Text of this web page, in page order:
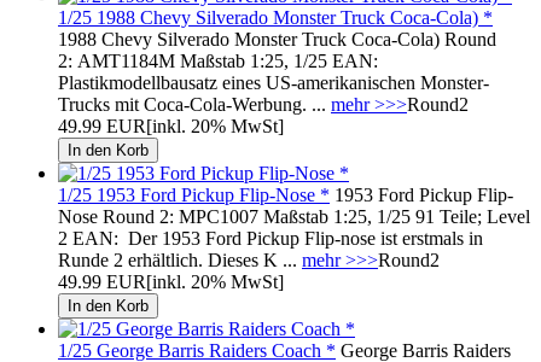
1/25 1988 Chevy Silverado Monster Truck Coca-Cola) *
1988 Chevy Silverado Monster Truck Coca-Cola) Round
2: AMT1184M Maßstab 1:25, 1/25 EAN:
Plastikmodellbausatz eines US-amerikanischen Monster-
Trucks mit Coca-Cola-Werbung. ... mehr >>>Round2
49.99 EUR[inkl. 20% MwSt]
1/25 1953 Ford Pickup Flip-Nose * 1953 Ford Pickup Flip-
Nose Round 2: MPC1007 Maßstab 1:25, 1/25 91 Teile; Level
2 EAN: Der 1953 Ford Pickup Flip-nose ist erstmals in
Runde 2 erhältlich. Dieses K ... mehr >>>Round2
49.99 EUR[inkl. 20% MwSt]
1/25 George Barris Raiders Coach * George Barris Raiders